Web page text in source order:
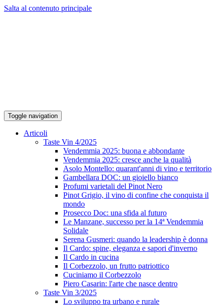
Salta al contenuto principale
Toggle navigation
Articoli
Taste Vin 4/2025
Vendemmia 2025: buona e abbondante
Vendemmia 2025: cresce anche la qualità
Asolo Montello: quarant'anni di vino e territorio
Gambellara DOC: un gioiello bianco
Profumi varietali del Pinot Nero
Pinot Grigio, il vino di confine che conquista il
mondo
Prosecco Doc: una sfida al futuro
Le Manzane, successo per la 14ª Vendemmia
Solidale
Serena Gusmeri: quando la leadership è donna
Il Cardo: spine, eleganza e sapori d'inverno
Il Cardo in cucina
Il Corbezzolo, un frutto patriottico
Cuciniamo il Corbezzolo
Piero Casarin: l'arte che nasce dentro
Taste Vin 3/2025
Lo sviluppo tra urbano e rurale